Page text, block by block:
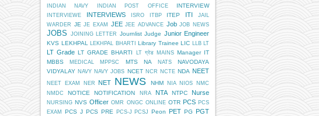
INDIAN NAVY INDIAN POST OFFICE INTERVIEW
INTERVIEWE INTERVIEWS ISRO ITBP ITEP ITI
JAIL
WARDER JE JE EXAM JEE JEE ADVANCE Job JOB NEWS
JOBS JOINING LETTER Journlist Judge Junior Engineer
KVS LEKHPAL LEKHPAL BHARTI Library Trainee LIC LLB LT
LT Grade LT GRADE BHARTI LT ग्रेड MAINS Manager IT
MBBS
MEDICAL MPPSC MTS NA NATS
NAVODAYA
VIDYALAY NAVY NAVY JOBS NCET NCR NCTE NDA NEET
NEET EXAM NER NET NEWS NHM NIA NIOS
NMC
NMDC
NOTICE NOTIFICATION NRA NTA NTPC Nurse
NURSING NVS Officer OMR ONGC ONLINE OTR PCS PCS
EXAM
PCS J PCS PRE PCS-J PCSJ Peon PET PG PGT